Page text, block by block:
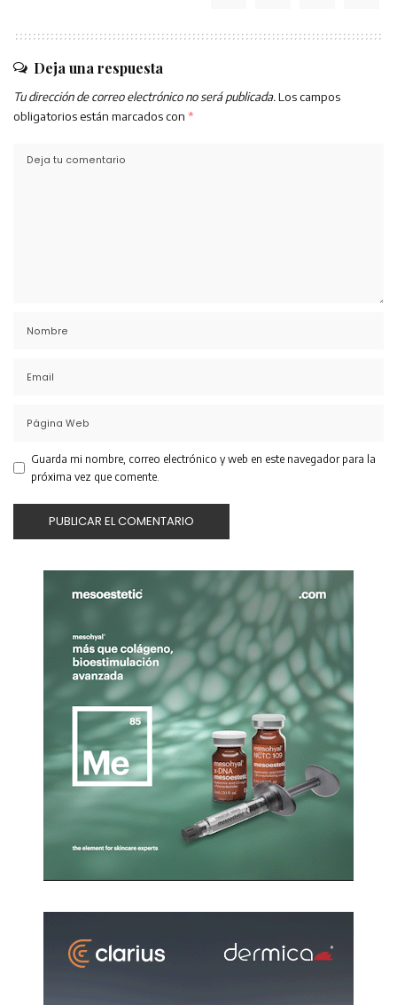
Deja una respuesta
Tu dirección de correo electrónico no será publicada. Los campos
obligatorios están marcados con *
Guarda mi nombre, correo electrónico y web en este navegador para la
próxima vez que comente.